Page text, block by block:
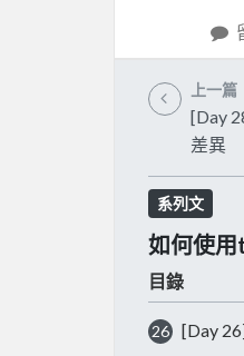
上一篇
[Day
差異
系列文
如何使
目錄
26 [Day